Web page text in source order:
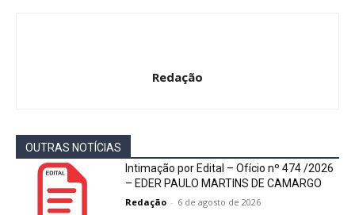
Redação
OUTRAS NOTÍCIAS
Intimação por Edital – Ofício nº 474 /2026
– EDER PAULO MARTINS DE CAMARGO
Redação - 6 de agosto de 2026